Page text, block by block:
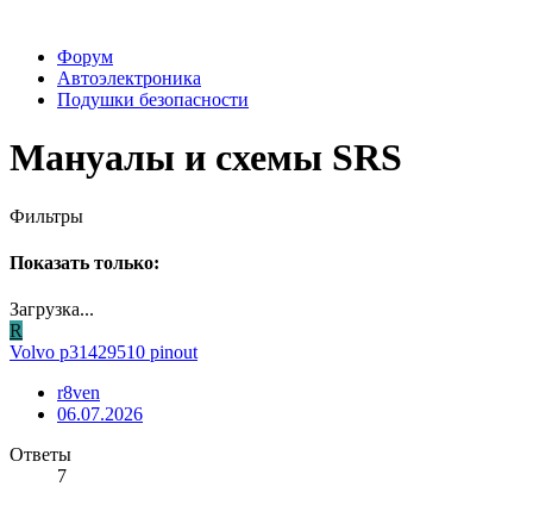
Форум
Автоэлектроника
Подушки безопасности
Мануалы и схемы SRS
Фильтры
Показать только:
Загрузка...
R
Volvo p31429510 pinout
r8ven
06.07.2026
Ответы
7